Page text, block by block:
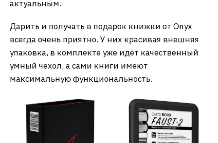
актуальным.
Дарить и получать в подарок книжки от Onyx
всегда очень приятно. У них красивая внешняя
упаковка, в комплекте уже идёт качественный
умный чехол, а сами книги имеют
максимальную функциональность.